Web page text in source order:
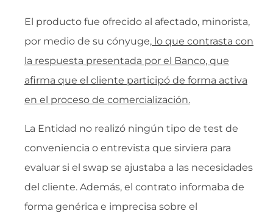
El producto fue ofrecido al afectado, minorista,
por medio de su cónyuge, lo que contrasta con
la respuesta presentada por el Banco, que
afirma que el cliente participó de forma activa
en el proceso de comercialización.
La Entidad no realizó ningún tipo de test de
conveniencia o entrevista que sirviera para
evaluar si el swap se ajustaba a las necesidades
del cliente. Además, el contrato informaba de
forma genérica e imprecisa sobre el